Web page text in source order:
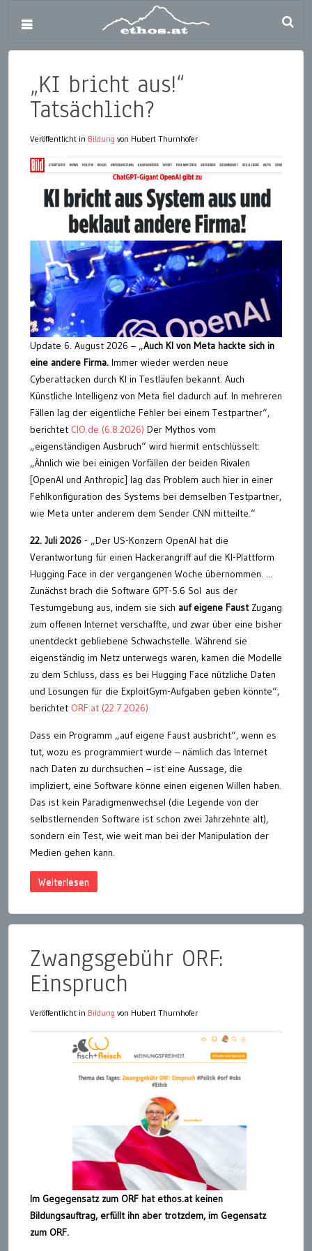
„KI bricht aus!“
Tatsächlich?
Veröffentlicht in Bildung von Hubert Thurnhofer
Update 6. August 2026 – „Auch KI von Meta hackte sich in
eine andere Firma. Immer wieder werden neue
Cyberattacken durch KI in Testläufen bekannt. Auch
Künstliche Intelligenz von Meta fiel dadurch auf. In mehreren
Fällen lag der eigentliche Fehler bei einem Testpartner“,
berichtet CIO.de (6.8.2026) Der Mythos vom
„eigenständigen Ausbruch“ wird hiermit entschlüsselt:
„Ähnlich wie bei einigen Vorfällen der beiden Rivalen
[OpenAI und Anthropic] lag das Problem auch hier in einer
Fehlkonfiguration des Systems bei demselben Testpartner,
wie Meta unter anderem dem Sender CNN mitteilte.“
22. Juli 2026 - „Der US-Konzern OpenAI hat die
Verantwortung für einen Hackerangriff auf die KI-Plattform
Hugging Face in der vergangenen Woche übernommen. ...
Zunächst brach die Software GPT-5.6 Sol aus der
Testumgebung aus, indem sie sich auf eigene FaustZugang
zum offenen Internet verschaffte, und zwar über eine bisher
unentdeckt gebliebene Schwachstelle. Während sie
eigenständig im Netz unterwegs waren, kamen die Modelle
zu dem Schluss, dass es bei Hugging Face nützliche Daten
und Lösungen für die ExploitGym-Aufgaben geben könnte“,
berichtet ORF.at (22.7.2026)
Dass ein Programm „auf eigene Faust ausbricht“, wenn es
tut, wozu es programmiert wurde – nämlich das Internet
nach Daten zu durchsuchen – ist eine Aussage, die
impliziert, eine Software könne einen eigenen Willen haben.
Das ist kein Paradigmenwechsel (die Legende von der
selbstlernenden Software ist schon zwei Jahrzehnte alt),
sondern ein Test, wie weit man bei der Manipulation der
Medien gehen kann.
Weiterlesen
Zwangsgebühr ORF:
Einspruch
Veröffentlicht in Bildung von Hubert Thurnhofer
Im Gegegensatz zum ORF hat ethos.at keinen
Bildungsauftrag, erfüllt ihn aber trotzdem, im Gegensatz
zum ORF.